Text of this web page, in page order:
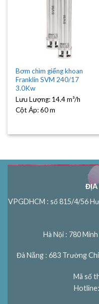
Bơm chìm giếng khoan
Franklin SVM 240/17
3.0Kw
Lưu Lượng: 14.4 m³/h
Cột Áp:60 m
ĐỊA
VPGDHCM : số 815/4/56
Hà Nội : 780
Đà Nẵng : 683 Trường
Mã số